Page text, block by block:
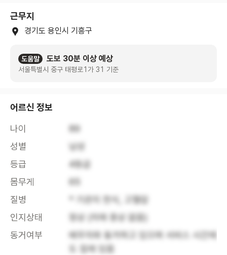
근무지
경기도 용인시 기흥구
도움말 도보 30분 이상 예상
서울특별시 중구 태평로1가 31 기준
어르신 정보
나이
89
성별
남성
등급
4등급
몸무게
65
질병
* 기관지 천식, 고혈압
인지상태
정상 (치매 증상 없음)
동거여부
배우자와 동거하고 있으며 서비스 시간에
도 집에 있음